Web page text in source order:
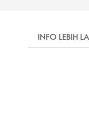
INFO LEBIH